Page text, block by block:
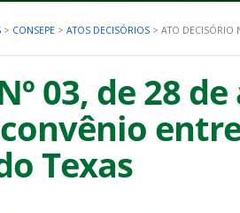
> CONSEPE > ATOS DECISÓRIOS > ATO DECISÓRIO
03, de 28
entre
Texas